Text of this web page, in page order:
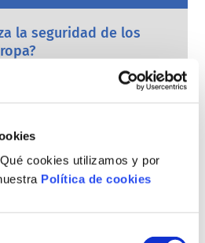
cookies utilizamos y por
Política de cookies
la seguridad de los
para las personas. Las
tienen la
de garantizar la
cosméticos.
los disruptores
ingredientes
porque pueden imitar